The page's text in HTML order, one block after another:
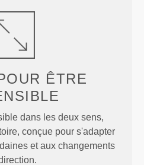
ÊTRE
dans les deux sens,
conçue pour s'adapter
et aux changements